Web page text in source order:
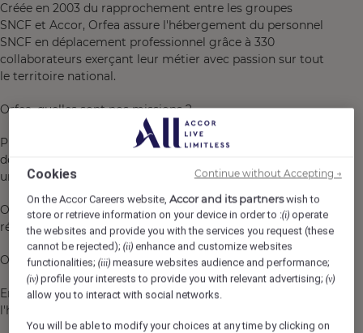
Créée en 2003 du rapprochement entre les groupes
SNCF et Accor, Orfea assure l'hébergement du personnel
SNCF en déplacement professionnel grâce à 330
collaborateurs exerçant leur métier avec passion sur tout
le territoire national.
Orfea, quelles sont nos missions ?
Proposer un hébergement sur-mesure au sein du réseau
des résidences Orfea et des prestataires hôteliers pour
une activité d 1.3 million de nuitées/an.
Offrir des solutions clef en main pour l'organisation de
réunions et de séminaires.
Orfea, quelles sont nos valeurs ?
Engagement, coopération, satisfaction client, sens de
l'hospitalité.
Cookies
On the Accor Careers website,Accor and its partnerswish to
store or retrieve information on your device in order to :(i) operate
the websites and provide you with the services you request (these
cannot be rejected);(ii) enhance and customize websites
functionalities;(iii) measure websites audience and performance;
(iv) profile your interests to provide you with relevant advertising;(v)
allow you to interact with social networks.
You will be able to modify your choices at any time by clicking on
Continue without Accepting →